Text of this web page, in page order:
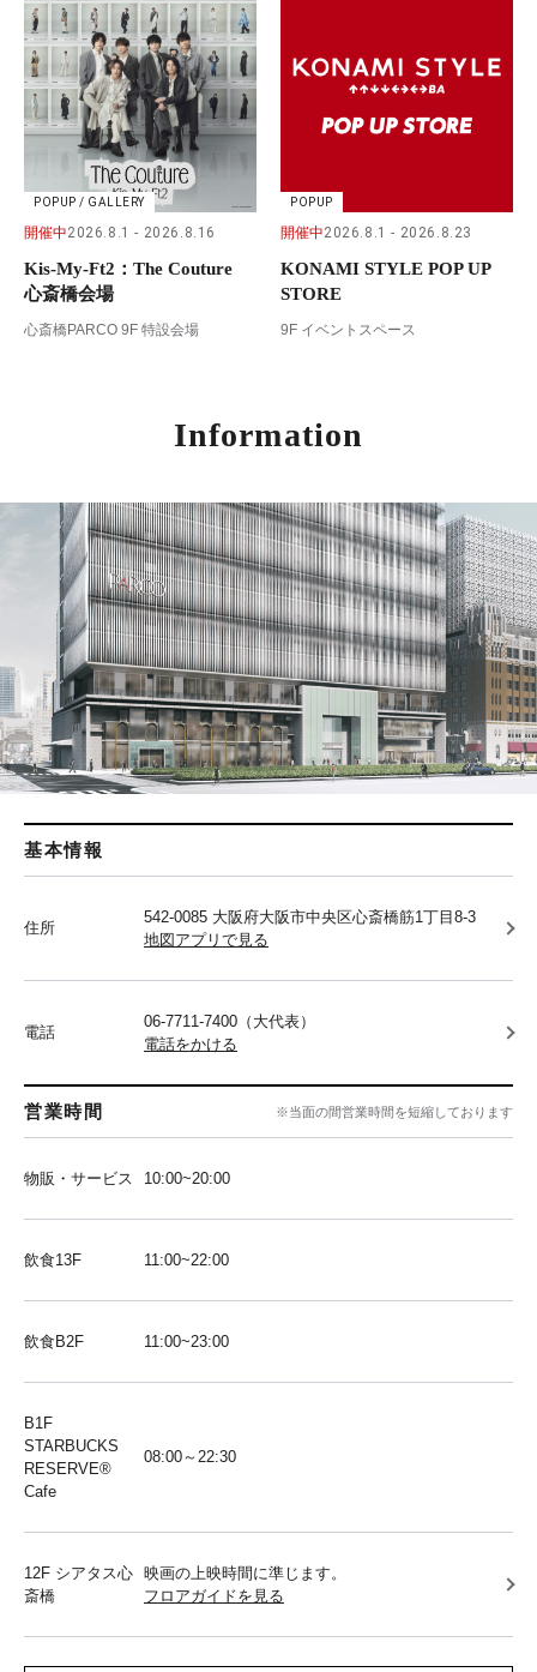
POPUP / GALLERY
開催中2026.8.1 2026.8.16
Kis-My-Ft2：The Couture
心斎橋会場
心斎橋PARCO 9F 特設会場
POPUP
開催中2026.8.1 2026.8.23
KONAMI STYLE POP UP
STORE
9F イベントスペース
Information
基本情報
住所
542-0085 大阪府大阪市中央区心斎橋筋1丁目8-3
地図アプリで見る
電話
06-7711-7400（大代表）
電話をかける
営業時間 ※当面の間営業時間を短縮しております
物販・サービス 10:00~20:00
飲食13F 11:00~22:00
飲食B2F 11:00~23:00
B1F
STARBUCKS
RESERVE®︎
Cafe
08:00～22:30
12F シアタス心
斎橋
映画の上映時間に準じます。
フロアガイドを見る